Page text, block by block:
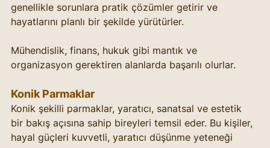
genellikle sorunlara pratik çözümler getirir ve
hayatlarını planlı bir şekilde yürütürler.
Mühendislik, finans, hukuk gibi mantık ve
organizasyon gerektiren alanlarda başarılı olurlar.
Konik Parmaklar
Konik şekilli parmaklar, yaratıcı, sanatsal ve estetik
bir bakış açısına sahip bireyleri temsil eder. Bu kişiler,
hayal güçleri kuvvetli, yaratıcı düşünme yeteneği